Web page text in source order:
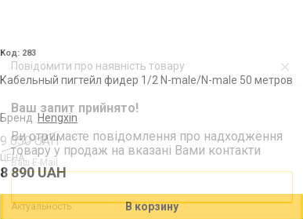
283
Кабельный пигтейл фидер 1/2 N-male/N-male 50 метров
Бренд Hengxin
9 050 UAH
ЦЕНА:
8 890 UAH
В корзину
Повідомити про наявність товару
Ваш запит прийнято!
Ви отримаєте повідомлення про надходження
товару у продаж на вказані Вами контакти
Ваш E-Mail
Актуальность